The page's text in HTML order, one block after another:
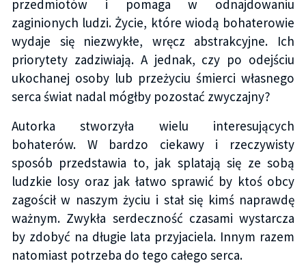
przedmiotów i pomaga w odnajdowaniu
zaginionych ludzi. Życie, które wiodą bohaterowie
wydaje się niezwykłe, wręcz abstrakcyjne. Ich
priorytety zadziwiają. A jednak, czy po odejściu
ukochanej osoby lub przeżyciu śmierci własnego
serca świat nadal mógłby pozostać zwyczajny?
Autorka stworzyła wielu interesujących
bohaterów. W bardzo ciekawy i rzeczywisty
sposób przedstawia to, jak splatają się ze sobą
ludzkie losy oraz jak łatwo sprawić by ktoś obcy
zagościł w naszym życiu i stał się kimś naprawdę
ważnym. Zwykła serdeczność czasami wystarcza
by zdobyć na długie lata przyjaciela. Innym razem
natomiast potrzeba do tego całego serca.